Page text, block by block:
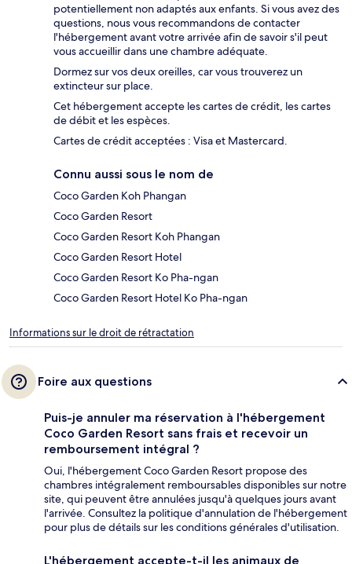
potentiellement non adaptés aux enfants. Si vous avez des
questions, nous vous recommandons de contacter
l'hébergement avant votre arrivée afin de savoir s'il peut
vous accueillir dans une chambre adéquate.
Dormez sur vos deux oreilles, car vous trouverez un
extincteur sur place.
Cet hébergement accepte les cartes de crédit, les cartes
de débit et les espèces.
Cartes de crédit acceptées : Visa et Mastercard.
Connu aussi sous le nom de
Coco Garden Koh Phangan
Coco Garden Resort
Coco Garden Resort Koh Phangan
Coco Garden Resort Hotel
Coco Garden Resort Ko Pha-ngan
Coco Garden Resort Hotel Ko Pha-ngan
Informations sur le droit de rétractation
Foire aux questions
Puis-je annuler ma réservation à l'hébergement
Coco Garden Resort sans frais et recevoir un
remboursement intégral ?
Oui, l'hébergement Coco Garden Resort propose des
chambres intégralement remboursables disponibles sur notre
site, qui peuvent être annulées jusqu'à quelques jours avant
l'arrivée. Consultez la politique d'annulation de l'hébergement
pour plus de détails sur les conditions générales d'utilisation.
L'hébergement accepte-t-il les animaux de